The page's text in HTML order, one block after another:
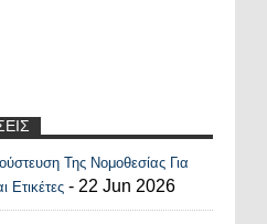
Recent Posts Widget
Της Νομοθεσίας Για
Ετικέτες - 22 Jun 2026